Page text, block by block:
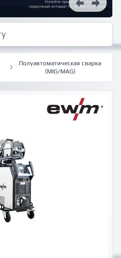
Полуавтоматическая сварка
(MIG/MAG)